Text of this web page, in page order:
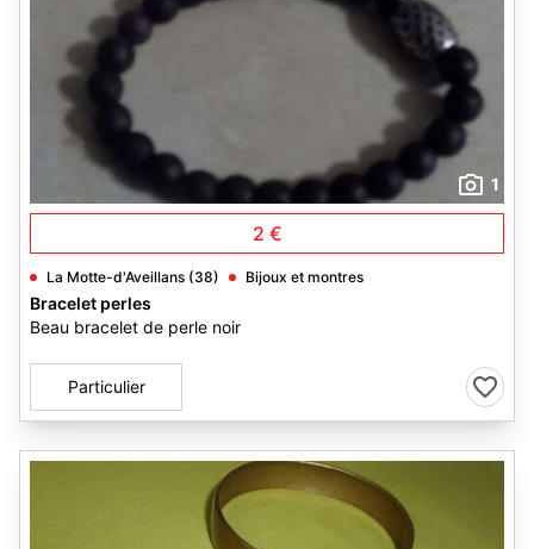
1
2 €
La Motte-d'Aveillans (38) Bijoux et montres
Bracelet perles
Beau bracelet de perle noir
Particulier